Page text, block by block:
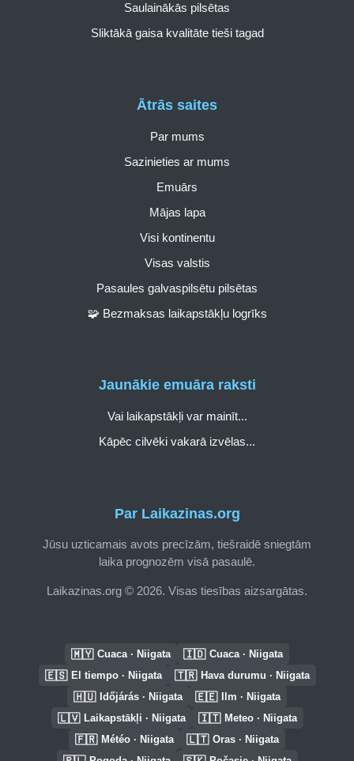
Par Laikazinas.org
Jūsu uzticamais avots precīzām, tiešraidē sniegtām
laika prognozēm visā pasaulē.
Laikazinas.org © 2026. Visas tiesības aizsargātas.
Ātrās saites
Par mums
Sazinieties ar mums
Emuārs
Mājas lapa
Visi kontinentu
Visas valstis
Pasaules galvaspilsētu pilsētas
🧩 Bezmaksas laikapstākļu logrīks
Saulainākās pilsētas
Sliktākā gaisa kvalitāte tieši tagad
Jaunākie emuāra raksti
Vai laikapstākļi var mainīt...
Kāpēc cilvēki vakarā izvēlas...
🇲🇾 Cuaca · Niigata 🇮🇩 Cuaca · Niigata
🇪🇸 El tiempo · Niigata 🇹🇷 Hava durumu · Niigata
🇭🇺 Időjárás · Niigata 🇪🇪 Ilm · Niigata
🇱🇻 Laikapstākļi · Niigata 🇮🇹 Meteo · Niigata
🇫🇷 Météo · Niigata 🇱🇹 Oras · Niigata